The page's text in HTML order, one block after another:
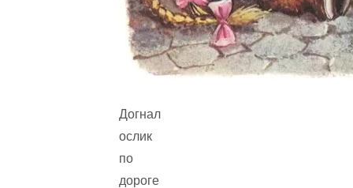
Догнал
ослик
по
дороге